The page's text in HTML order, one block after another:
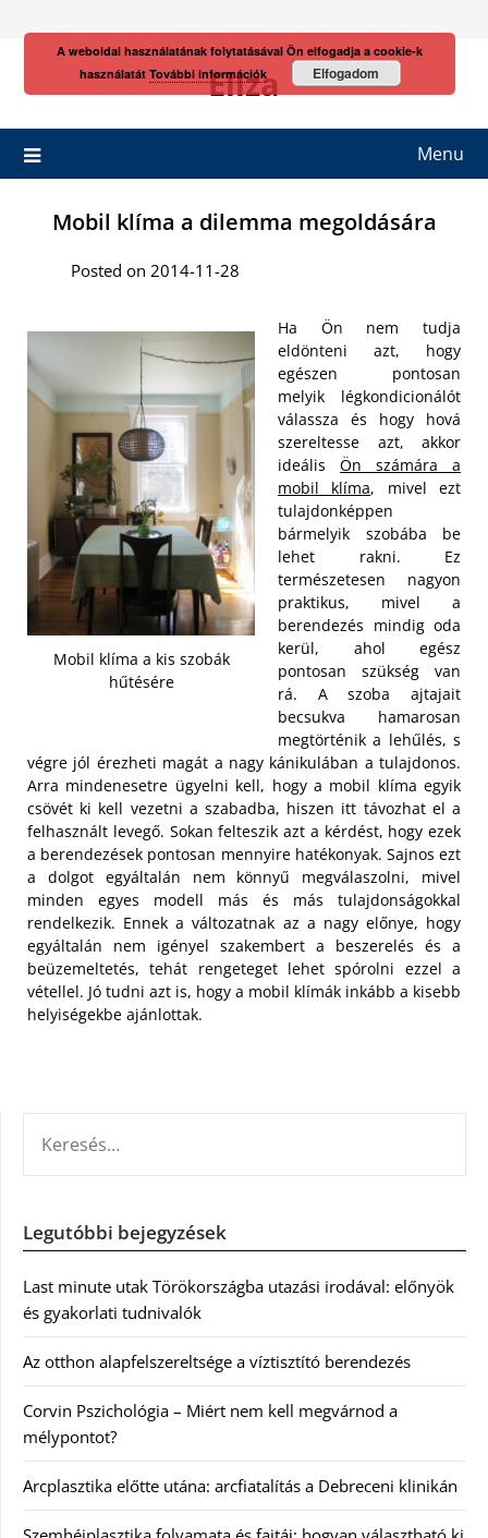
Eliza
Menu
Mobil klíma a dilemma megoldására
Posted on 2014-11-28
Mobil klíma a kis szobák
hűtésére
Ha Ön nem tudja
eldönteni azt, hogy
egészen pontosan
melyik légkondicionálót
válassza és hogy hová
szereltesse azt, akkor
ideális Ön számára a
mobil klíma, mivel ezt
tulajdonképpen
bármelyik szobába be
lehet rakni. Ez
természetesen nagyon
praktikus, mivel a
berendezés mindig oda
kerül, ahol egész
pontosan szükség van
rá. A szoba ajtajait
becsukva hamarosan
megtörténik a lehűlés, s
végre jól érezheti magát a nagy kánikulában a tulajdonos.
Arra mindenesetre ügyelni kell, hogy a mobil klíma egyik
csövét ki kell vezetni a szabadba, hiszen itt távozhat el a
felhasznált levegő. Sokan felteszik azt a kérdést, hogy ezek
a berendezések pontosan mennyire hatékonyak. Sajnos ezt
a dolgot egyáltalán nem könnyű megválaszolni, mivel
minden egyes modell más és más tulajdonságokkal
rendelkezik. Ennek a változatnak az a nagy előnye, hogy
egyáltalán nem igényel szakembert a beszerelés és a
beüzemeltetés, tehát rengeteget lehet spórolni ezzel a
vétellel. Jó tudni azt is, hogy a mobil klímák inkább a kisebb
helyiségekbe ajánlottak.
Legutóbbi bejegyzések
Last minute utak Törökországba utazási irodával: előnyök
és gyakorlati tudnivalók
Az otthon alapfelszereltsége a víztisztító berendezés
Corvin Pszichológia – Miért nem kell megvárnod a
mélypontot?
Arcplasztika előtte utána: arcfiatalítás a Debreceni klinikán
A weboldal használatának folytatásával Ön elfogadja a cookie-k
használatát További információk Elfogadom